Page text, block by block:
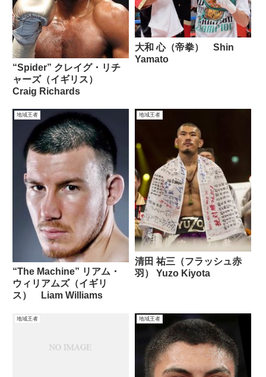
“Spider” クレイグ・リチ
ャーズ（イギリス）
Craig Richards
大和 心（帝拳） Shin
Yamato
地域王者
“The Machine” リアム・
ウィリアムズ（イギリ
ス） Liam Williams
地域王者
清田 祐三（フラッシュ赤
羽） Yuzo Kiyota
地域王者 地域王者